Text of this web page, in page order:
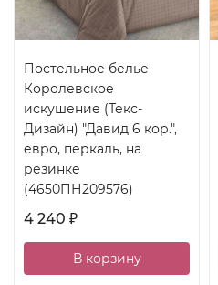
Постельное белье
Королевское
искушение (Текс-
Дизайн) "Давид 6 кор.",
евро, перкаль, на
резинке
(4650ПН209576)
4 240 ₽
В корзину